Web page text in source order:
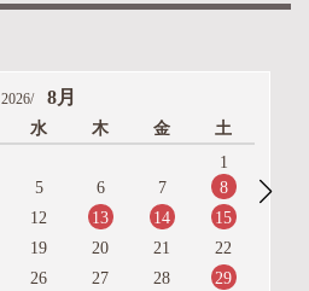
2026/ 8月
水 木 金
土
1
5 6 7
8
12 13 14
15
19 20 21
22
26 27 28
29